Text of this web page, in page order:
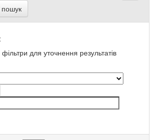
для уточнення результатів